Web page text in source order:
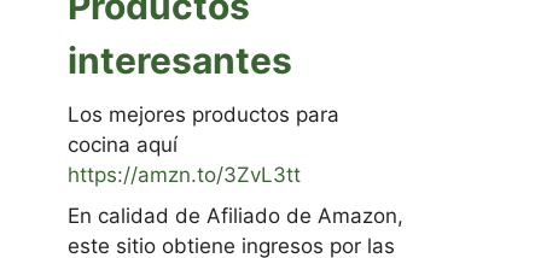
interesantes
Los mejores productos para
cocina aquí
https://amzn.to/3ZvL3tt
En calidad de Afiliado de Amazon,
este sitio obtiene ingresos por las